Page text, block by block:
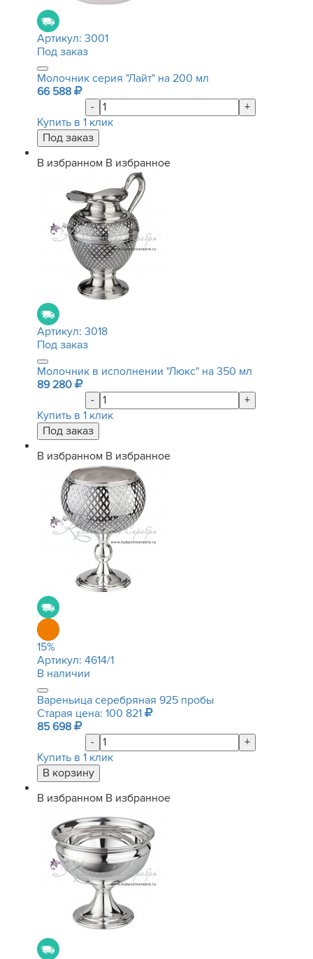
Артикул: 3001
Под заказ
Молочник серия "Лайт" на 200 мл
66 588
-
+
Купить в 1 клик
В избранном В избранное
Артикул: 3018
Под заказ
Молочник в исполнении "Люкс" на 350 мл
89 280
-
+
Купить в 1 клик
В избранном В избранное
15%
Артикул: 4614/1
В наличии
Вареньица серебряная 925 пробы
Старая цена: 100 821
85 698
-
+
Купить в 1 клик
В избранном В избранное